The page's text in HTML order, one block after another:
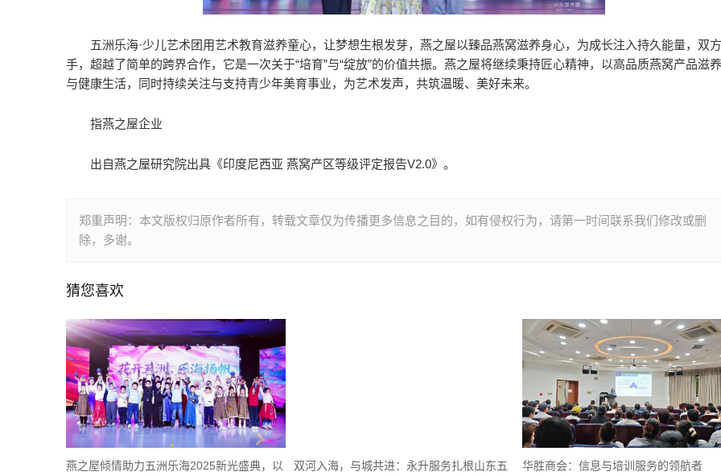
五洲乐海·少儿艺术团用艺术教育滋养童心，让梦想生根发芽，燕之屋以臻品燕窝滋养身心，为成长注入持久能量，双
手，超越了简单的跨界合作，它是一次关于“培育”与“绽放”的价值共振。燕之屋将继续秉持匠心精神，以高品质燕窝产品滋
与健康生活，同时持续关注与支持青少年美育事业，为艺术发声，共筑温暖、美好未来。
指燕之屋企业
出自燕之屋研究院出具《印度尼西亚 燕窝产区等级评定报告V2.0》。
郑重声明：本文版权归原作者所有，转载文章仅为传播更多信息之目的，如有侵权行为，请第一时间联系我们修改或删
除，多谢。
猜您喜欢
燕之屋倾情助力五洲乐海2025新光盛典，以 双河入海，与城共进：永升服务扎根山东五 华胜商会：信息与培训服务的领航者